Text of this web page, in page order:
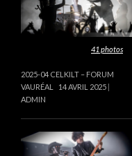
41 photos
2025-04 CELKILT – FORUM
VAURÉAL
14 AVRIL 2025
ADMIN